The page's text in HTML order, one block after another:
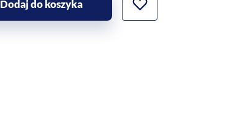
Dodaj do koszyka